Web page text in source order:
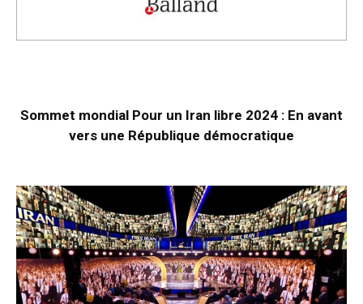
Sommet mondial Pour un Iran libre 2024 : En avant
vers une République démocratique